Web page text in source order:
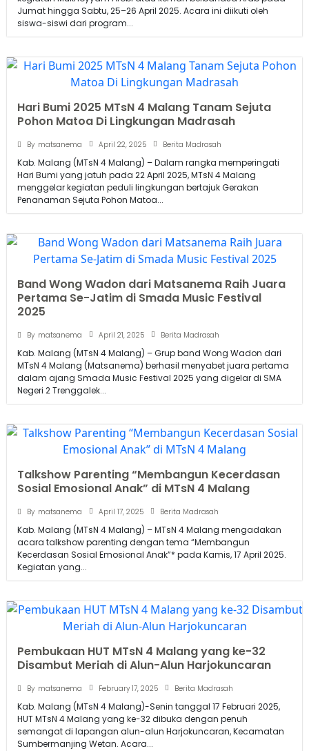
Jumat hingga Sabtu, 25–26 April 2025. Acara ini diikuti oleh
siswa-siswi dari program...
Hari Bumi 2025 MTsN 4 Malang Tanam Sejuta
Pohon Matoa Di Lingkungan Madrasah
By matsanema April 22, 2025 Berita Madrasah
Kab. Malang (MTsN 4 Malang) – Dalam rangka memperingati
Hari Bumi yang jatuh pada 22 April 2025, MTsN 4 Malang
menggelar kegiatan peduli lingkungan bertajuk Gerakan
Penanaman Sejuta Pohon Matoa...
Band Wong Wadon dari Matsanema Raih Juara
Pertama Se-Jatim di Smada Music Festival
2025
By matsanema April 21, 2025 Berita Madrasah
Kab. Malang (MTsN 4 Malang) – Grup band Wong Wadon dari
MTsN 4 Malang (Matsanema) berhasil menyabet juara pertama
dalam ajang Smada Music Festival 2025 yang digelar di SMA
Negeri 2 Trenggalek...
Talkshow Parenting “Membangun Kecerdasan
Sosial Emosional Anak” di MTsN 4 Malang
By matsanema April 17, 2025 Berita Madrasah
Kab. Malang (MTsN 4 Malang) – MTsN 4 Malang mengadakan
acara talkshow parenting dengan tema “Membangun
Kecerdasan Sosial Emosional Anak”* pada Kamis, 17 April 2025.
Kegiatan yang...
Pembukaan HUT MTsN 4 Malang yang ke-32
Disambut Meriah di Alun-Alun Harjokuncaran
By matsanema February 17, 2025 Berita Madrasah
Kab. Malang (MTsN 4 Malang)-Senin tanggal 17 Februari 2025,
HUT MTsN 4 Malang yang ke-32 dibuka dengan penuh
semangat di lapangan alun-alun Harjokuncaran, Kecamatan
Sumbermanjing Wetan. Acara...